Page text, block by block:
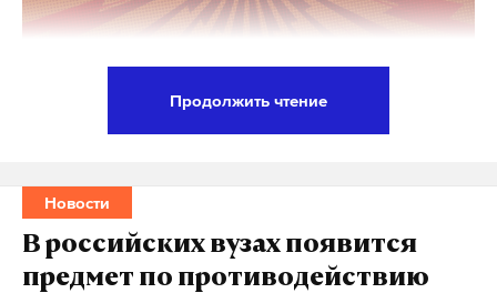
кризиса на Украине, сообщила представитель
Министерства иностранных дел КНР Мао Нин.
«Мы готовы к диалогу и контактам с
Продолжить чтение
Новости
В российских вузах появится
предмет по противодействию